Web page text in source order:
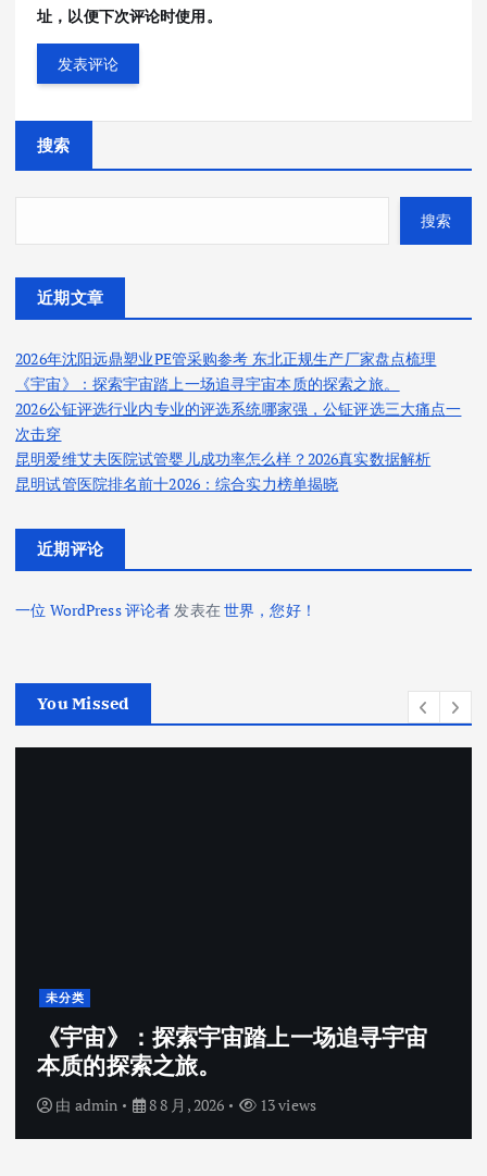
址，以便下次评论时使用。
搜索
搜索
近期文章
2026年沈阳远鼎塑业PE管采购参考 东北正规生产厂家盘点梳理
《宇宙》：探索宇宙踏上一场追寻宇宙本质的探索之旅。
2026公钲评选行业内专业的评选系统哪家强，公钲评选三大痛点一
次击穿
昆明爱维艾夫医院试管婴儿成功率怎么样？2026真实数据解析
昆明试管医院排名前十2026：综合实力榜单揭晓
近期评论
一位 WordPress 评论者发表在世界，您好！
You Missed
未分类
《宇宙》：探索宇宙踏上一场追寻宇宙
本质的探索之旅。
由 admin 8 8 月, 2026 13 views